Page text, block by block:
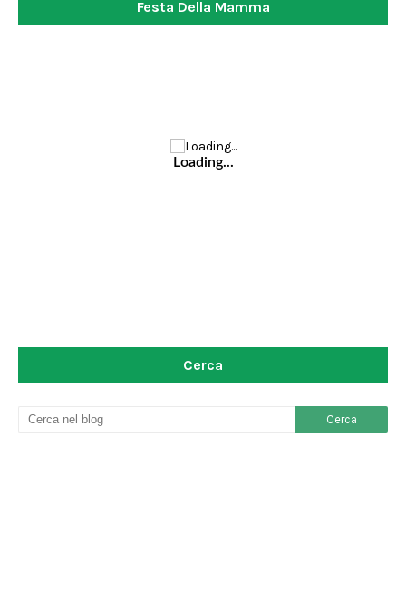
Festa Della Mamma
Loading...
Cerca